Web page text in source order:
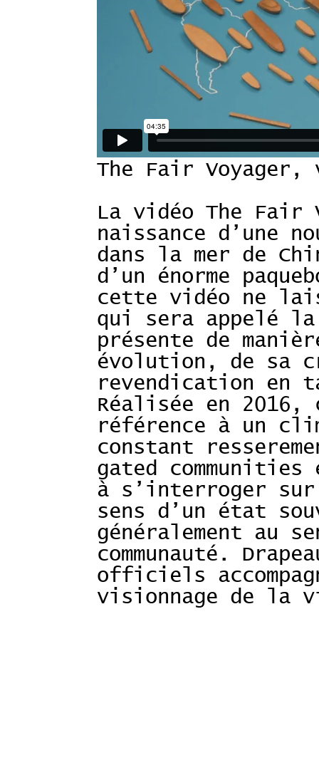
The Fair Voyager,
La vidéo The Fair
naissance d’une
dans la mer de
d’un énorme
cette vidéo ne
qui sera appelé la
présente de
évolution, de sa
revendication en
Réalisée en
référence à un
constant
gated
à s’interroger
sens d’un état
généralement au
communauté.
officiels
visionnage de la